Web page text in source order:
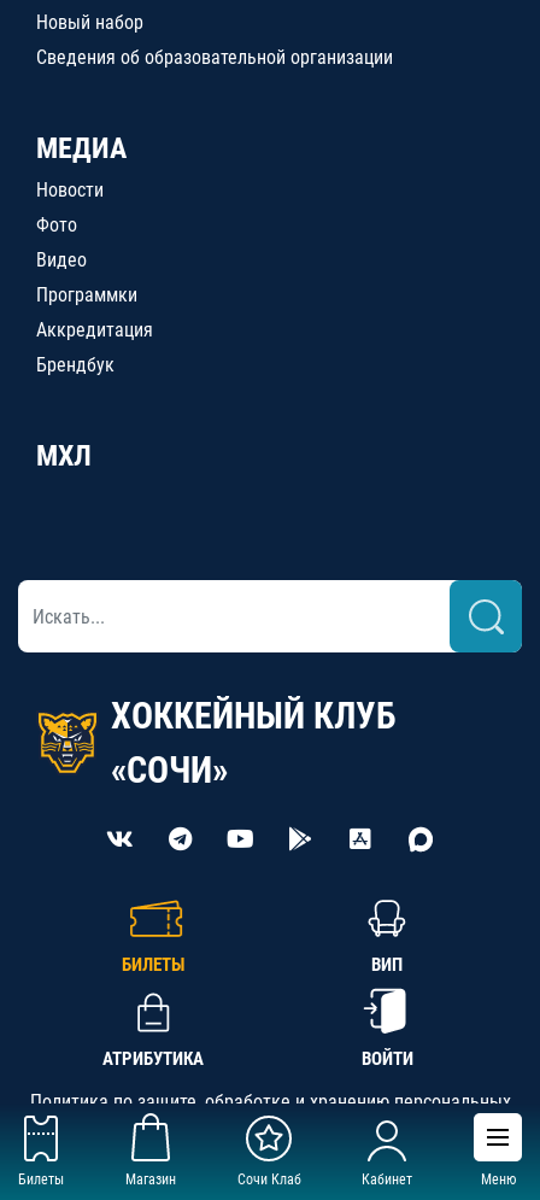
Билеты Магазин Сочи Клаб Кабинет Меню
Новый набор
Сведения об образовательной организации
МЕДИА
Новости
Фото
Видео
Программки
Аккредитация
Брендбук
МХЛ
ХОККЕЙНЫЙ КЛУБ
«СОЧИ»
БИЛЕТЫ ВИП
АТРИБУТИКА ВОЙТИ
Политика по защите, обработке и хранению персональных
данных
АНО «СК «Кубань-Регион», ОГРН 1142300002349,